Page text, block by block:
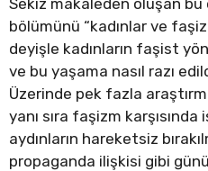
bölümünü “kadınlar ve
deyişle kadınların faşist
ve bu yaşama nasıl razı
Üzerinde pek fazla
yanı sıra faşizm
aydınların hareketsiz
propaganda ilişkisi gibi